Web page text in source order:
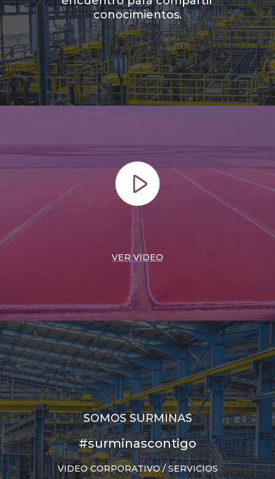
conocimientos.
VER VIDEO
SOMOS SURMINAS
#surminascontigo
VIDEO CORPORATIVO / SERVICIOS